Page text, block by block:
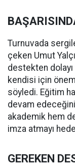
Turnuvada
çeken Umut
destekten dolayı
kendisi için
söyledi. Eğitim
devam
akademik hem
imza atmayı
GEREKEN